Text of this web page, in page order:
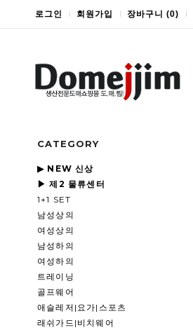
로그인 회원가입 장바구니 (0)
CATEGORY
▶ NEW 신상
▶ 제2 물류센터
1+1 SET
남성상의
여성상의
남성하의
여성하의
트레이닝
골프웨어
애슬레저|요가|스포츠
래쉬가드|비치웨어